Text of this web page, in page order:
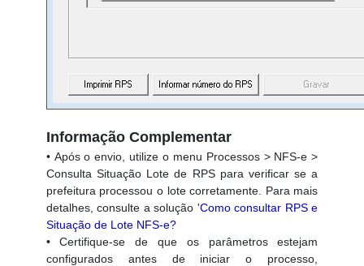
Informação Complementar
• Após o envio, utilize o menu Processos > NFS-e >
Consulta Situação Lote de RPS para verificar se a
prefeitura processou o lote corretamente. Para mais
detalhes, consulte a solução 'Como consultar RPS e
Situação de Lote NFS-e?
• Certifique-se de que os parâmetros estejam
configurados antes de iniciar o processo,